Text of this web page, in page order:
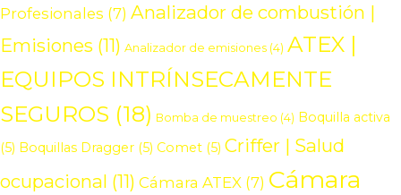
Profesionales (7) Analizador de combustión |
Emisiones (11) Analizador de emisiones (4) ATEX |
EQUIPOS INTRÍNSECAMENTE
SEGUROS (18) Bomba de muestreo (4) Boquilla activa
(5) Boquillas Dragger (5) Comet (5) Criffer | Salud
ocupacional (11) Cámara ATEX (7) Cámara